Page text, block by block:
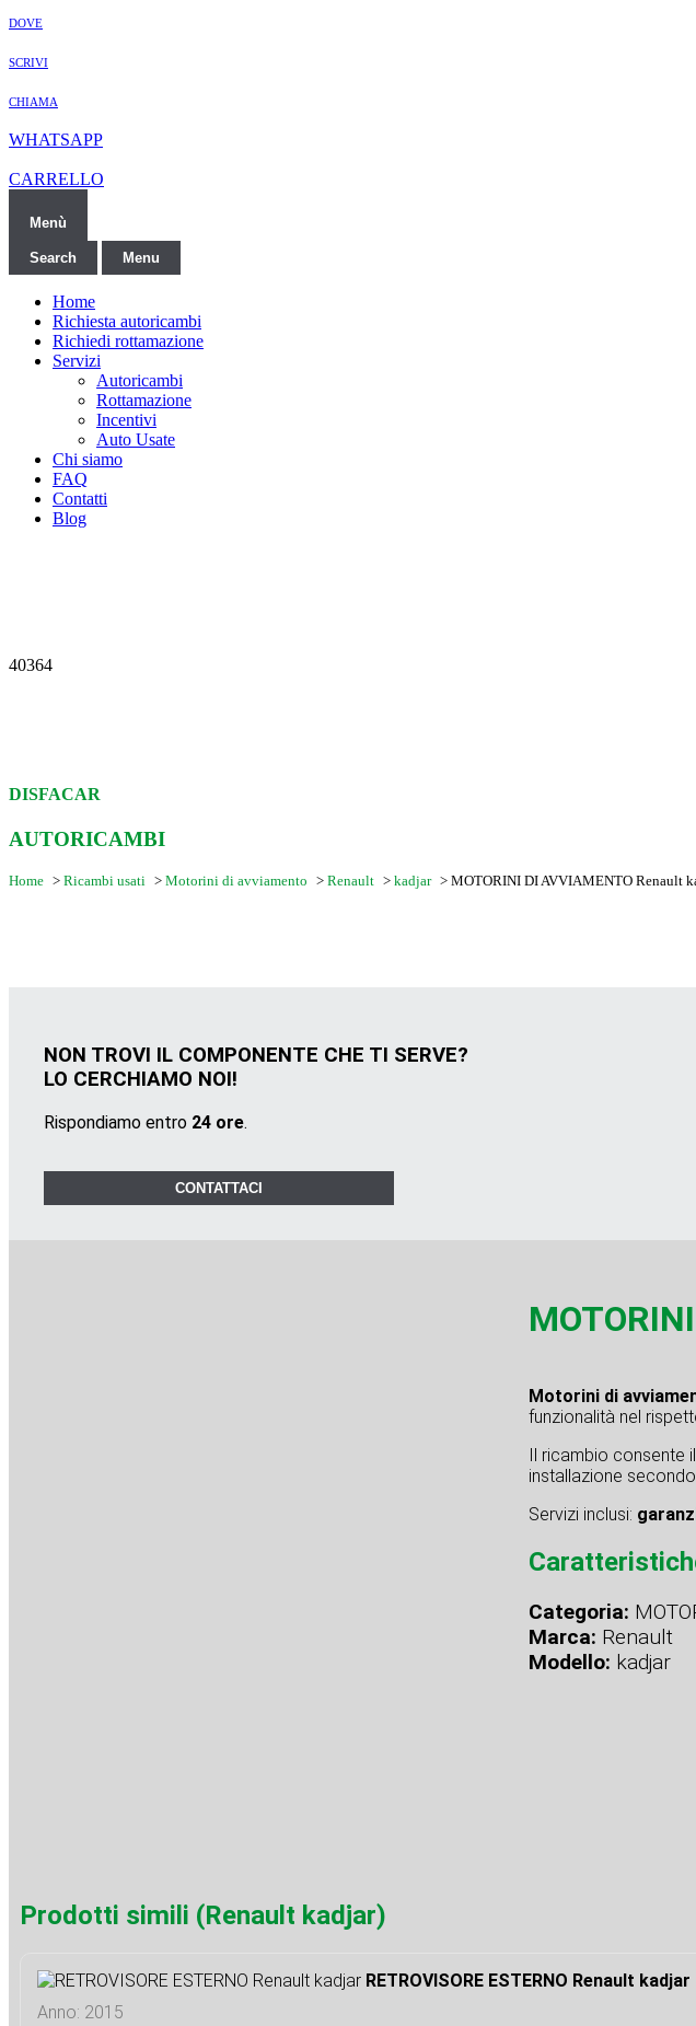
DOVE
SCRIVI
CHIAMA
WHATSAPP
CARRELLO
Menù
Search Menu
Home
Richiesta autoricambi
Richiedi rottamazione
Servizi
Autoricambi
Rottamazione
Incentivi
Auto Usate
Chi siamo
FAQ
Contatti
Blog
40364
DISFACAR
AUTORICAMBI
Home > Ricambi usati > Motorini di avviamento > Renault > kadjar > MOTORINI DI AVVIAMENTO Renault
NON TROVI IL COMPONENTE CHE TI SERVE?
LO CERCHIAMO NOI!
Rispondiamo entro 24 ore.
CONTATTACI
Motorini di
funzionalità nel
Il ricambio
installazione
Servizi inclusi:
Categoria:
Marca: Renault
Modello: kadjar
Prodotti simili (Renault kadjar)
RETROVISORE ESTERNO Renault kadjar
Anno: 2015